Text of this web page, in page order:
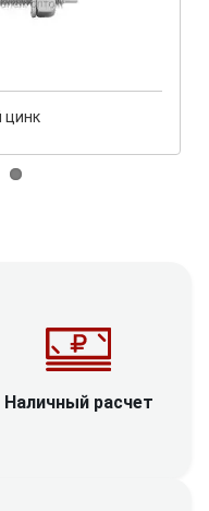
цинк
Наличный расчет